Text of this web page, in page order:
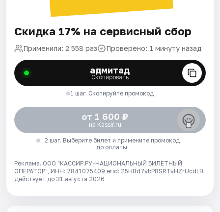
Скидка 17% на сервисный сбор
Применили: 2 558 раз Проверено: 1 минуту назад
адмитад
Скопировать
1 шаг. Скопируйте промокод
от 1 600 ₽
на Kassir.ru
2 шаг. Выберите билет и примените промокод
до оплаты
Реклама. ООО "КАССИР.РУ-НАЦИОНАЛЬНЫЙ БИЛЕТНЫЙ
ОПЕРАТОР", ИНН: 7841075409 erid: 25H8d7vbP8SRTvHZrUcdLB.
Действует до 31 августа 2026